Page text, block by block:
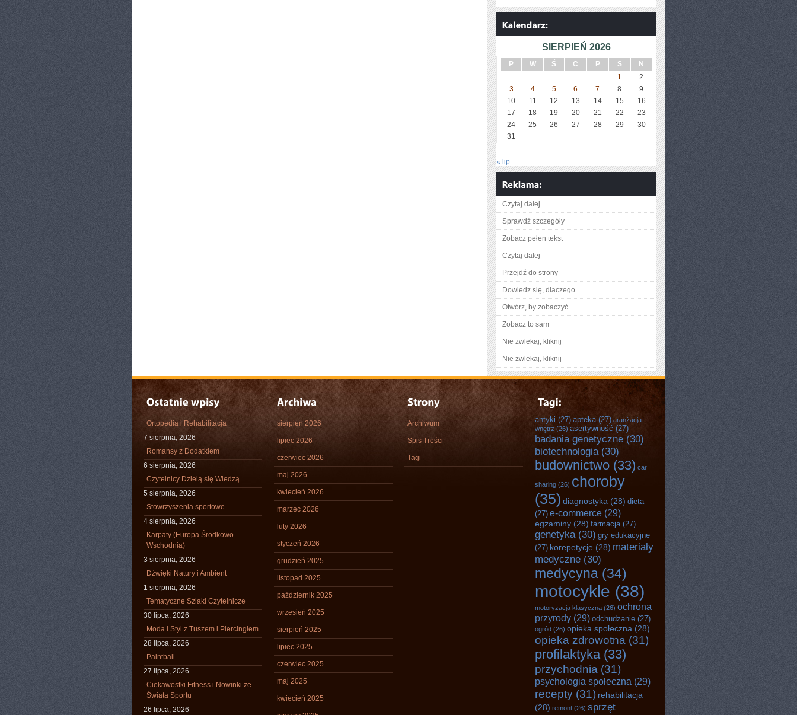
SIERPIEŃ 2026
P W Ś C P S
N
1
2
3
4 5 6 7 8
9
10
11 12 13 14 15
16
17
18 19 20 21 22
23
24
25 26 27 28 29
30
31
« lip
Czytaj dalej
Sprawdź szczegóły
Zobacz pełen tekst
Czytaj dalej
Przejdź do strony
Dowiedz się, dlaczego
Otwórz, by zobaczyć
Zobacz to sam
Nie zwlekaj, kliknij
Nie zwlekaj, kliknij
Ortopedia i Rehabilitacja
7 sierpnia, 2026
Romansy z Dodatkiem
6 sierpnia, 2026
Czytelnicy Dzielą się Wiedzą
5 sierpnia, 2026
Stowrzyszenia sportowe
4 sierpnia, 2026
Karpaty (Europa Środkowo-
Wschodnia)
3 sierpnia, 2026
Dźwięki Natury i Ambient
1 sierpnia, 2026
Tematyczne Szlaki Czytelnicze
30 lipca, 2026
Moda i Styl z Tuszem i Piercingiem
28 lipca, 2026
Paintball
27 lipca, 2026
Ciekawostki Fitness i Nowinki ze
Świata Sportu
26 lipca, 2026
sierpień 2026
lipiec 2026
czerwiec 2026
maj 2026
kwiecień 2026
marzec 2026
luty 2026
styczeń 2026
grudzień 2025
listopad 2025
październik 2025
wrzesień 2025
sierpień 2025
lipiec 2025
czerwiec 2025
maj 2025
kwiecień 2025
Archiwum
Spis Treści
Tagi
antyki (27) apteka(27) aranżacja
wnętrz (26) asertywność (27)
badania genetyczne (30)
biotechnologia(30)
budownictwo (33) car
sharing (26) choroby
(35) diagnostyka (28) dieta
(27) e-commerce (29)
egzaminy (28) farmacja(27)
genetyka(30) gry edukacyjne
(27) korepetycje (28) materiały
medyczne (30)
medycyna (34)
motocykle (38)
motoryzacja klasyczna (26) ochrona
przyrody (29) odchudzanie (27)
ogród (26) opieka społeczna (28)
opieka zdrowotna (31)
profilaktyka(33)
przychodnia (31)
psychologia społeczna (29)
recepty (31) rehabilitacja
(28) remont (26) sprzęt